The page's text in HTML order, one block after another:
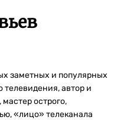
заметных и популярных
телевидения, автор и
острого,
«лицо» телеканала